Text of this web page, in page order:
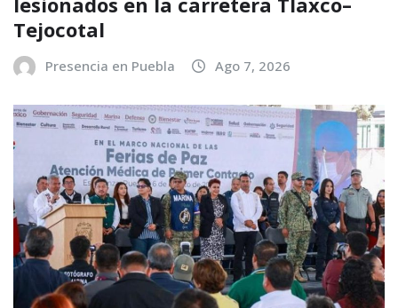
Tejocotal
Presencia en Puebla Ago 7, 2026